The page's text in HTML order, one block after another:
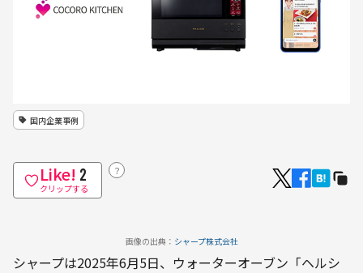
国内企業事例
Like! 2
クリップする
？
画像の出典： シャープ株式会社
シャープは2025年6月5日、ウォーターオーブン「ヘルシ